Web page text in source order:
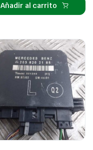
Añadir al carrito